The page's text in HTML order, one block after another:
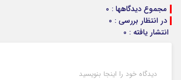
مجموع دیدگاهها : 0
در انتظار بررسی : 0
انتشار یافته : 0
دیدگاه خود را اینجا بنویسید